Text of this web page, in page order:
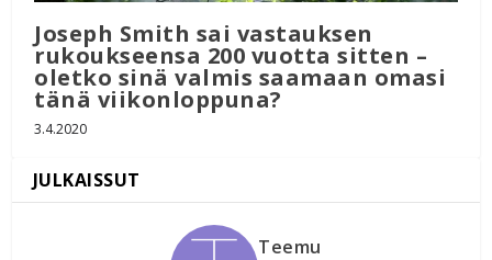
Joseph Smith sai vastauksen
rukoukseensa 200 vuotta sitten –
oletko sinä valmis saamaan omasi
tänä viikonloppuna?
3.4.2020
Teemu